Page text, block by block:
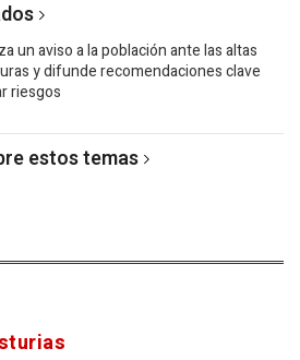
un aviso a la población ante las altas
y difunde recomendaciones clave
riesgos
estos temas